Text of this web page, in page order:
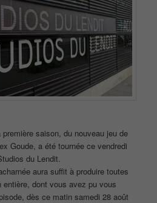
saison, du nouveau jeu de
Goude, a été tournée ce vendredi
du Lendit.
aura suffit à produire toutes
entière, dont vous avez pu vous
dès ce matin samedi 28 août